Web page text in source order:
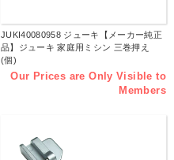
JUKI40080958 ジューキ【メーカー純正
品】ジューキ 家庭用ミシン 三巻押え
(個)
Our Prices are Only Visible to
Members